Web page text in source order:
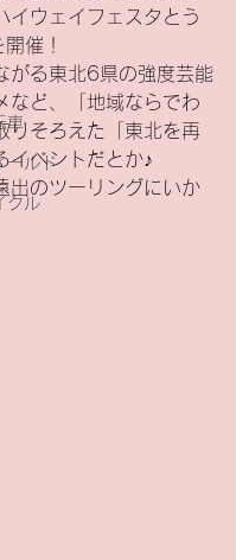
車
ールド
クル
イウェイフェスタとう
催！
がる東北6県の強度芸能
など、「地域ならでわ
りそろえた「東北を再
イベントだとか♪
出のツーリングにいか